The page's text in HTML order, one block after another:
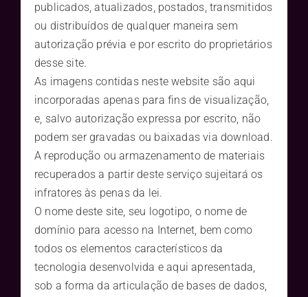
publicados, atualizados, postados, transmitidos
ou distribuídos de qualquer maneira sem
autorização prévia e por escrito do proprietários
desse site.
As imagens contidas neste website são aqui
incorporadas apenas para fins de visualização,
e, salvo autorização expressa por escrito, não
podem ser gravadas ou baixadas via download.
A reprodução ou armazenamento de materiais
recuperados a partir deste serviço sujeitará os
infratores às penas da lei.
O nome deste site, seu logotipo, o nome de
domínio para acesso na Internet, bem como
todos os elementos característicos da
tecnologia desenvolvida e aqui apresentada,
sob a forma da articulação de bases de dados,